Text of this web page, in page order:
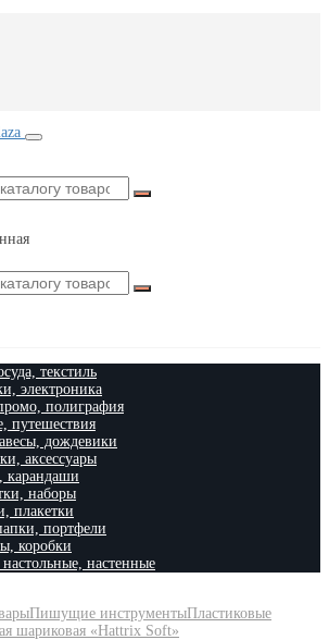
текстиль
электроника
полиграфия
путешествия
дождевики
аксессуары
карандаши
наборы
плакетки
портфели
коробки
настенные
Пишущие инструментыПластиковые
шариковая «Hattrix Soft»